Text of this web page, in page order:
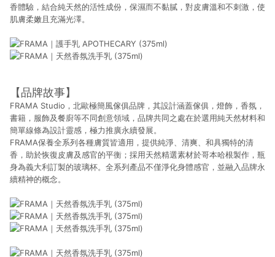
香體驗，結合純天然的活性成份，保濕而不黏膩，對皮膚溫和不刺激，使
肌膚柔嫩且充滿光澤。
【品牌故事】
FRAMA Studio，北歐極簡風傢俱品牌，其設計涵蓋傢俱，燈飾，香氛，
書籍，服飾及餐廚等不同創意領域，品牌共同之處在於選用純天然材料和
簡單線條為設計靈感，極力推廣永續發展。
FRAMA保養全系列各種膚質皆適用，提供純淨、清爽、和具獨特的清
香，助於恢復皮膚及感官的平衡；採用天然精選素材於哥本哈根製作，瓶
身為義大利訂製的玻璃杯。全系列產品不僅淨化身體感官，並融入品牌永
續精神的概念。